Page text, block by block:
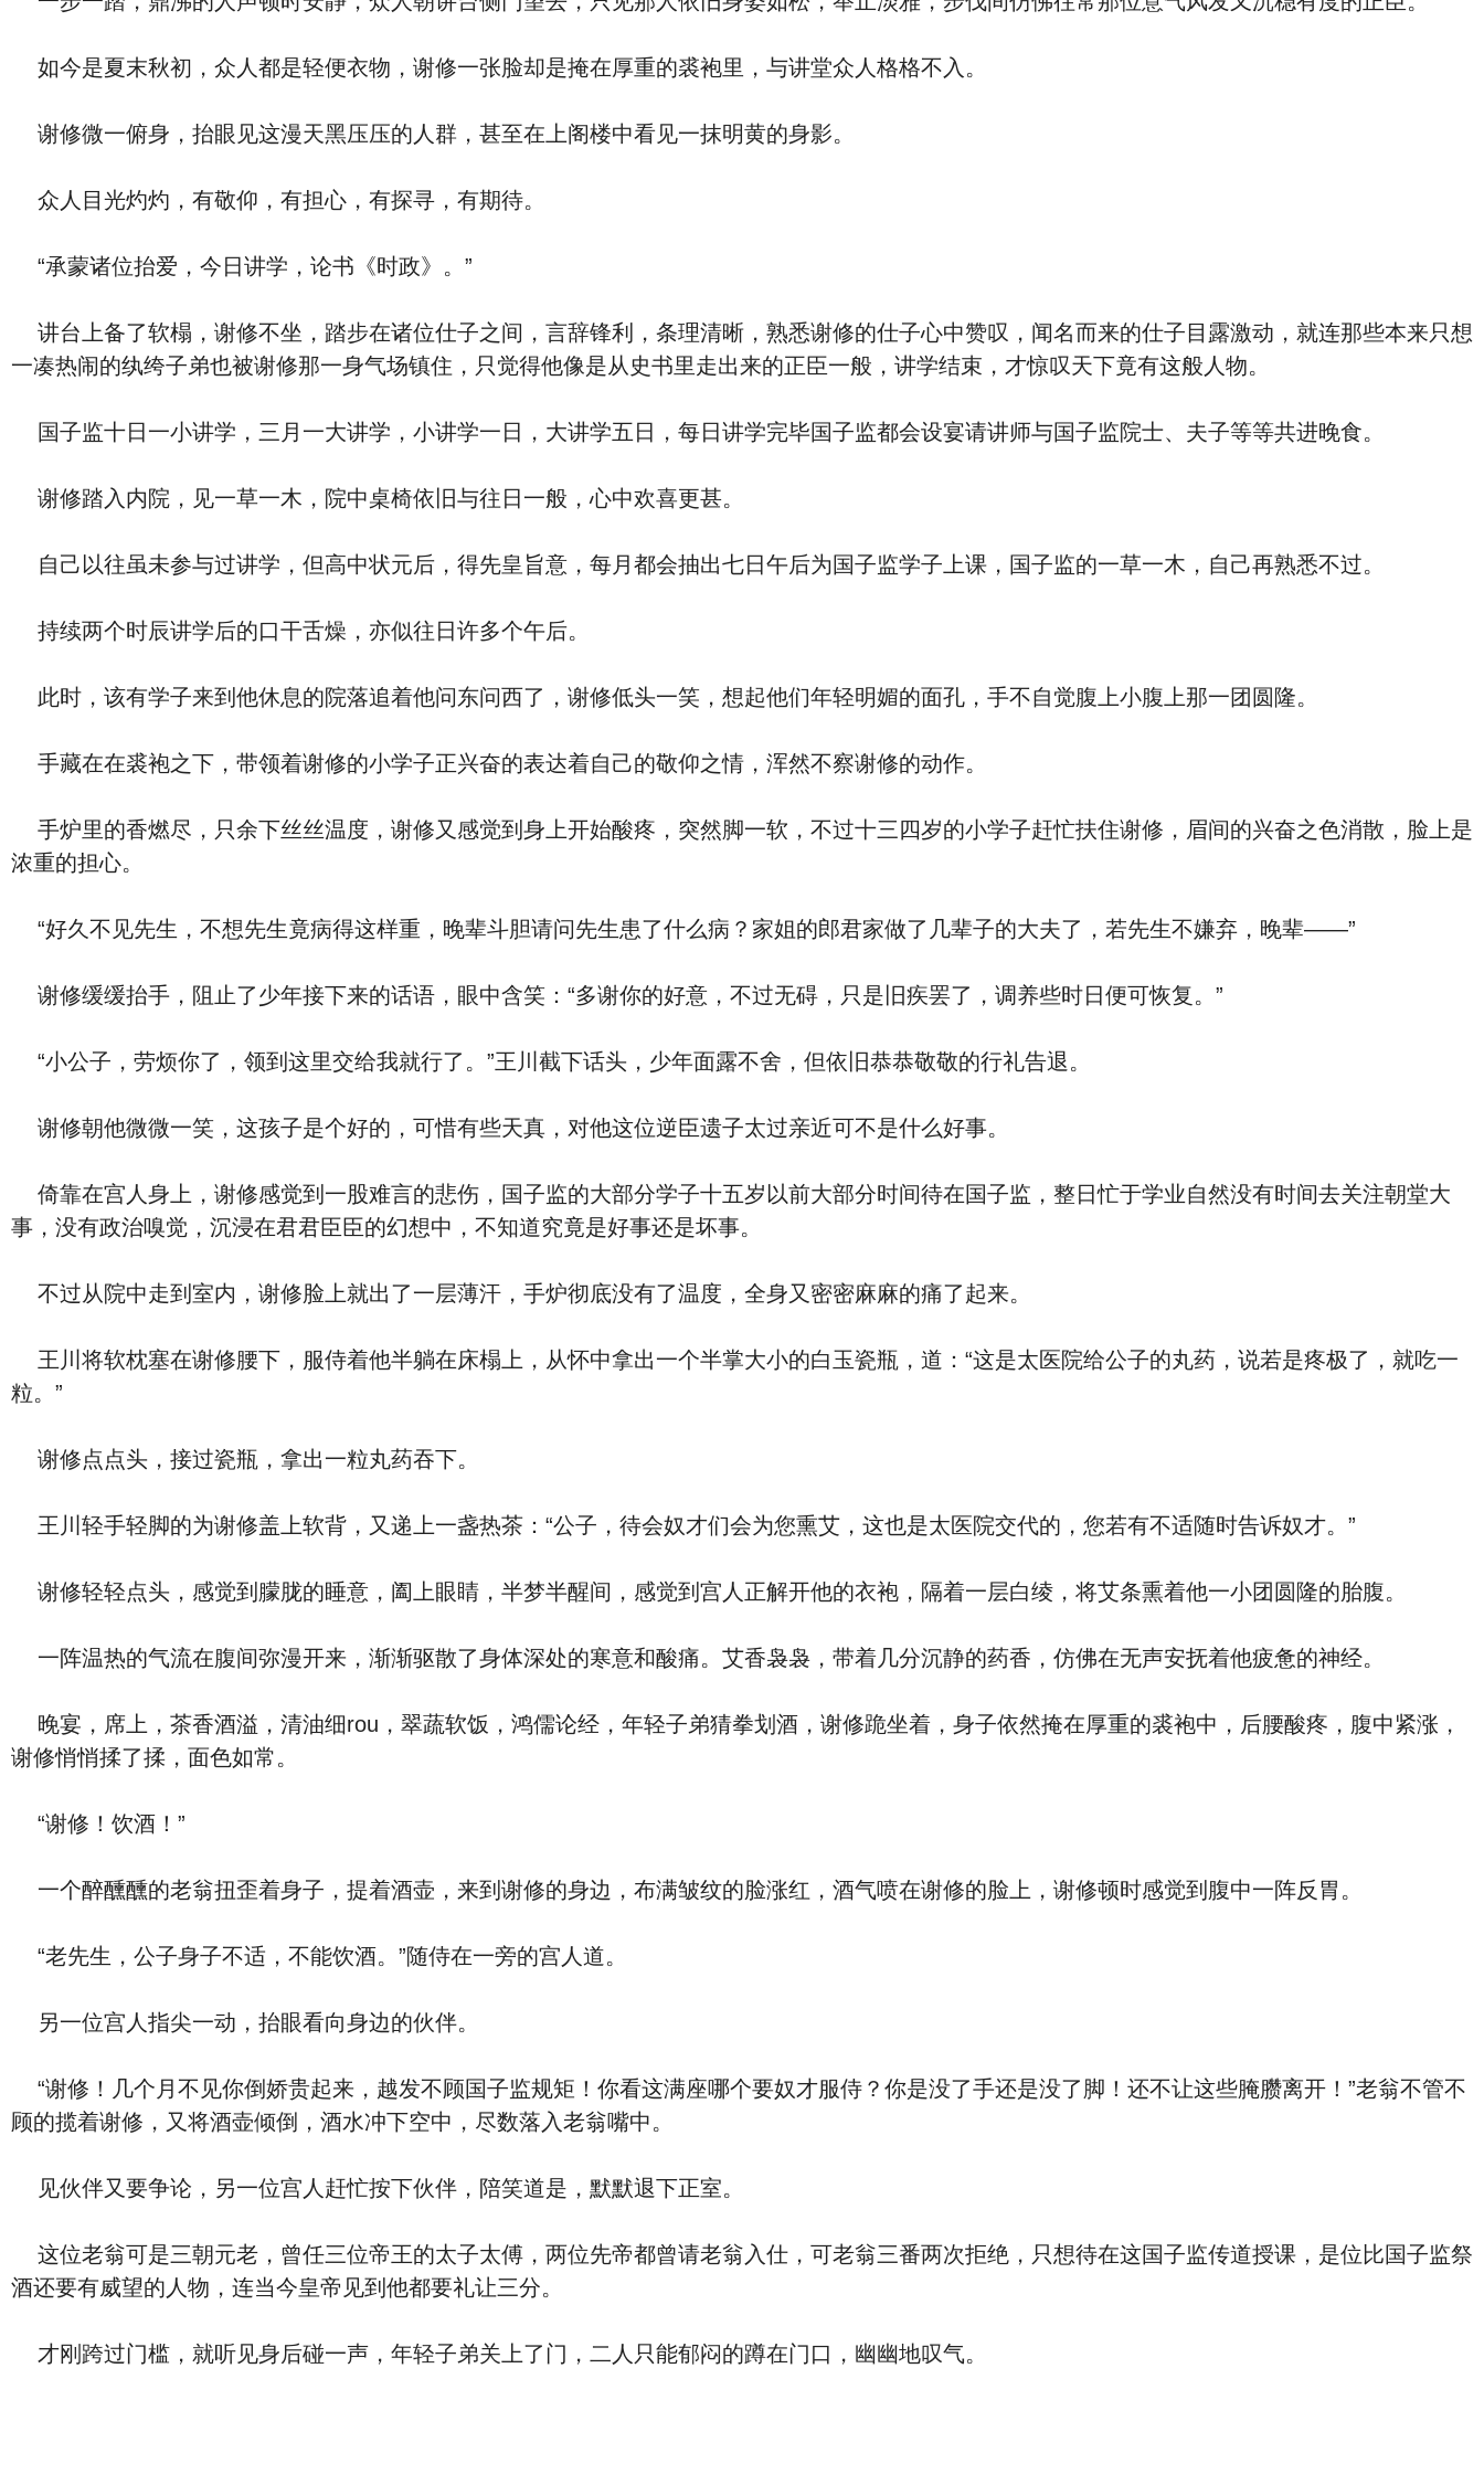
如今是夏末秋初，众人都是轻便衣物，谢修一张脸却是掩在厚重的裘袍里，与讲堂众人格格不入。
谢修微一俯身，抬眼见这漫天黑压压的人群，甚至在上阁楼中看见一抹明黄的身影。
众人目光灼灼，有敬仰，有担心，有探寻，有期待。
“承蒙诸位抬爱，今日讲学，论书《时政》。”
讲台上备了软榻，谢修不坐，踏步在诸位仕子之间，言辞锋利，条理清晰，熟悉谢修的仕子心中赞叹，闻名而来的仕子目露激动，就连那些本来只想
一凑热闹的纨绔子弟也被谢修那一身气场镇住，只觉得他像是从史书里走出来的正臣一般，讲学结束，才惊叹天下竟有这般人物。
国子监十日一小讲学，三月一大讲学，小讲学一日，大讲学五日，每日讲学完毕国子监都会设宴请讲师与国子监院士、夫子等等共进晚食。
谢修踏入内院，见一草一木，院中桌椅依旧与往日一般，心中欢喜更甚。
自己以往虽未参与过讲学，但高中状元后，得先皇旨意，每月都会抽出七日午后为国子监学子上课，国子监的一草一木，自己再熟悉不过。
持续两个时辰讲学后的口干舌燥，亦似往日许多个午后。
此时，该有学子来到他休息的院落追着他问东问西了，谢修低头一笑，想起他们年轻明媚的面孔，手不自觉腹上小腹上那一团圆隆。
手藏在在裘袍之下，带领着谢修的小学子正兴奋的表达着自己的敬仰之情，浑然不察谢修的动作。
手炉里的香燃尽，只余下丝丝温度，谢修又感觉到身上开始酸疼，突然脚一软，不过十三四岁的小学子赶忙扶住谢修，眉间的兴奋之色消散，脸上是
浓重的担心。
“好久不见先生，不想先生竟病得这样重，晚辈斗胆请问先生患了什么病？家姐的郎君家做了几辈子的大夫了，若先生不嫌弃，晚辈——”
谢修缓缓抬手，阻止了少年接下来的话语，眼中含笑：“多谢你的好意，不过无碍，只是旧疾罢了，调养些时日便可恢复。”
“小公子，劳烦你了，领到这里交给我就行了。”王川截下话头，少年面露不舍，但依旧恭恭敬敬的行礼告退。
谢修朝他微微一笑，这孩子是个好的，可惜有些天真，对他这位逆臣遗子太过亲近可不是什么好事。
倚靠在宫人身上，谢修感觉到一股难言的悲伤，国子监的大部分学子十五岁以前大部分时间待在国子监，整日忙于学业自然没有时间去关注朝堂大
事，没有政治嗅觉，沉浸在君君臣臣的幻想中，不知道究竟是好事还是坏事。
不过从院中走到室内，谢修脸上就出了一层薄汗，手炉彻底没有了温度，全身又密密麻麻的痛了起来。
王川将软枕塞在谢修腰下，服侍着他半躺在床榻上，从怀中拿出一个半掌大小的白玉瓷瓶，道：“这是太医院给公子的丸药，说若是疼极了，就吃一
粒。”
谢修点点头，接过瓷瓶，拿出一粒丸药吞下。
王川轻手轻脚的为谢修盖上软背，又递上一盏热茶：“公子，待会奴才们会为您熏艾，这也是太医院交代的，您若有不适随时告诉奴才。”
谢修轻轻点头，感觉到朦胧的睡意，阖上眼睛，半梦半醒间，感觉到宫人正解开他的衣袍，隔着一层白绫，将艾条熏着他一小团圆隆的胎腹。
一阵温热的气流在腹间弥漫开来，渐渐驱散了身体深处的寒意和酸痛。艾香袅袅，带着几分沉静的药香，仿佛在无声安抚着他疲惫的神经。
晚宴，席上，茶香酒溢，清油细rou，翠蔬软饭，鸿儒论经，年轻子弟猜拳划酒，谢修跪坐着，身子依然掩在厚重的裘袍中，后腰酸疼，腹中紧涨，
谢修悄悄揉了揉，面色如常。
“谢修！饮酒！”
一个醉醺醺的老翁扭歪着身子，提着酒壶，来到谢修的身边，布满皱纹的脸涨红，酒气喷在谢修的脸上，谢修顿时感觉到腹中一阵反胃。
“老先生，公子身子不适，不能饮酒。”随侍在一旁的宫人道。
另一位宫人指尖一动，抬眼看向身边的伙伴。
“谢修！几个月不见你倒娇贵起来，越发不顾国子监规矩！你看这满座哪个要奴才服侍？你是没了手还是没了脚！还不让这些腌臜离开！”老翁不管不
顾的揽着谢修，又将酒壶倾倒，酒水冲下空中，尽数落入老翁嘴中。
见伙伴又要争论，另一位宫人赶忙按下伙伴，陪笑道是，默默退下正室。
这位老翁可是三朝元老，曾任三位帝王的太子太傅，两位先帝都曾请老翁入仕，可老翁三番两次拒绝，只想待在这国子监传道授课，是位比国子监祭
酒还要有威望的人物，连当今皇帝见到他都要礼让三分。
才刚跨过门槛，就听见身后碰一声，年轻子弟关上了门，二人只能郁闷的蹲在门口，幽幽地叹气。